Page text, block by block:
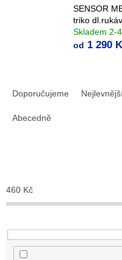
SENSOR
triko
Skladem 2-
od 1 290
o
d
k
t
Doporučujeme
Abecedně
460 Kč